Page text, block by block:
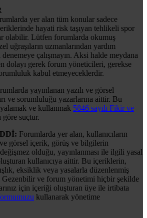
yer alan tüm konular sadece
hayati risk taşıyan tehlikeli spor
olabilir. Lütfen forumlarda okumuş
uğraşıların uzmanlarından yardım
denemeye çalışmayın. Aksi halde meydana
dolayı gerek forum yöneticileri, gerekse
kabul etmeyeceklerdir.
yayınlanan yazılı ve görsel
ve sorumluluğu yazarlarına aittir. Bu
ve kullanmak 5846 sayılı Fikir ve
göre suçtur.
Forumlarda yer alan, kullanıcıların
görsel içerik, görüş ve bilgilerin
olduğu, yayınlanması ile ilgili yasal
kullanıcıya aittir. Bu içeriklerin,
eksiklik veya yasalarla düzenlenmiş
Gezenbilir ve forum yönetimi hiçbir şekilde
için içeriği oluşturan üye ile irtibata
kullanarak yönetime